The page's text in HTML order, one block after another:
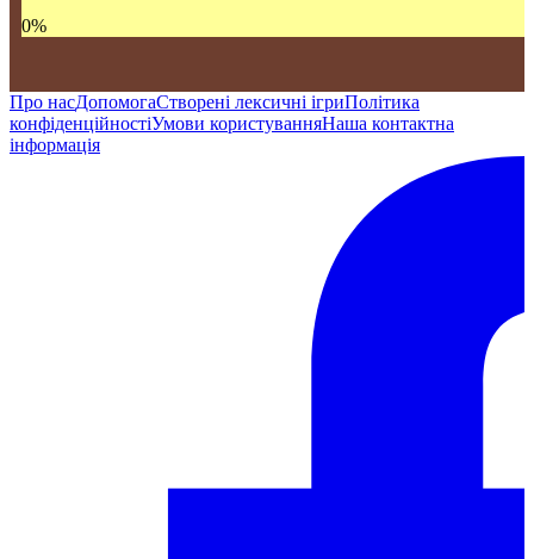
0%
Про насДопомогаСтворені лексичні ігриПолітика
конфіденційностіУмови користуванняНаша контактна
інформація